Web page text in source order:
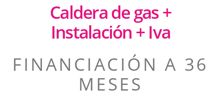
Caldera de gas +
Instalación + Iva
FINANCIACIÓN A 36
MESES